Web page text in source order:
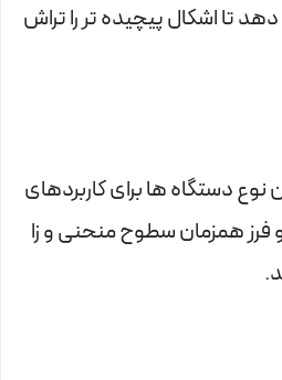
تا اشکال پیچیده تر را تراش
نوع دستگاه ها برای کاربردهای
همزمان سطوح منحنی و زا